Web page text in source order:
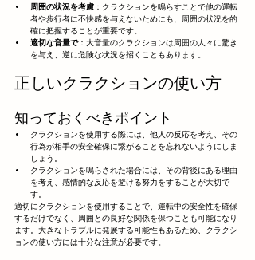
周囲の状況を考慮 ：クラクションを鳴らすことで他の運転
者や歩行者に不快感を与えないためにも、周囲の状況を的
確に把握することが重要です。
適切な音量で：大音量のクラクションは周囲の人々に驚き
を与え、逆に危険な状況を招くこともあります。
正しいクラクションの使い方
知っておくべきポイント
クラクションを使用する際には、他人の反応を考え、その
行為が相手の安全確保に繋がることを忘れないようにしま
しょう。
クラクションを鳴らされた場合には、その背後にある理由
を考え、感情的な反応を避ける努力をすることが大切で
す。
適切にクラクションを使用することで、運転中の安全性を確保
するだけでなく、周囲との良好な関係を保つことも可能になり
ます。大きなトラブルに発展する可能性もあるため、クラクシ
ョンの使い方には十分な注意が必要です。